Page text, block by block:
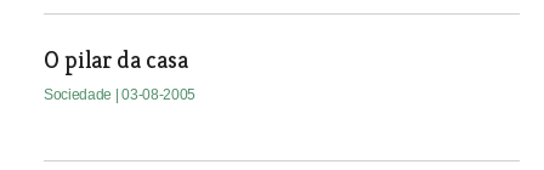
O pilar da casa
Sociedade | 03-08-2005